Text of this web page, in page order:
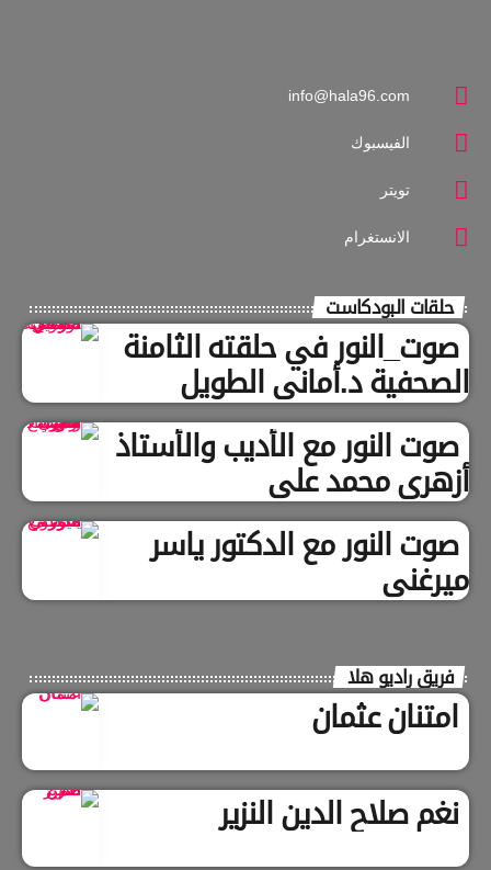
info@hala96.com
الفيسبوك
تويتر
الانستغرام
حلقات البودكاست
صوت_النور في حلقته الثامنة
الصحفية د.أماني الطويل
صوت النور مع الأديب والأستاذ
أزهري محمد علي
صوت النور مع الدكتور ياسر
ميرغني
فريق راديو هلا
امتنان عثمان
نغم صلاح الدين النزير